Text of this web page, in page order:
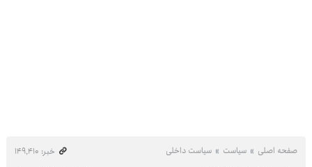
صفحه اصلی سیاست سیاست داخلی
خبر: ۱۴۹٬۴۱۰